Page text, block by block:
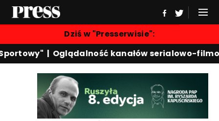
Dziś w "Presserwisie":
|Oglądalność kanałów serialowo-